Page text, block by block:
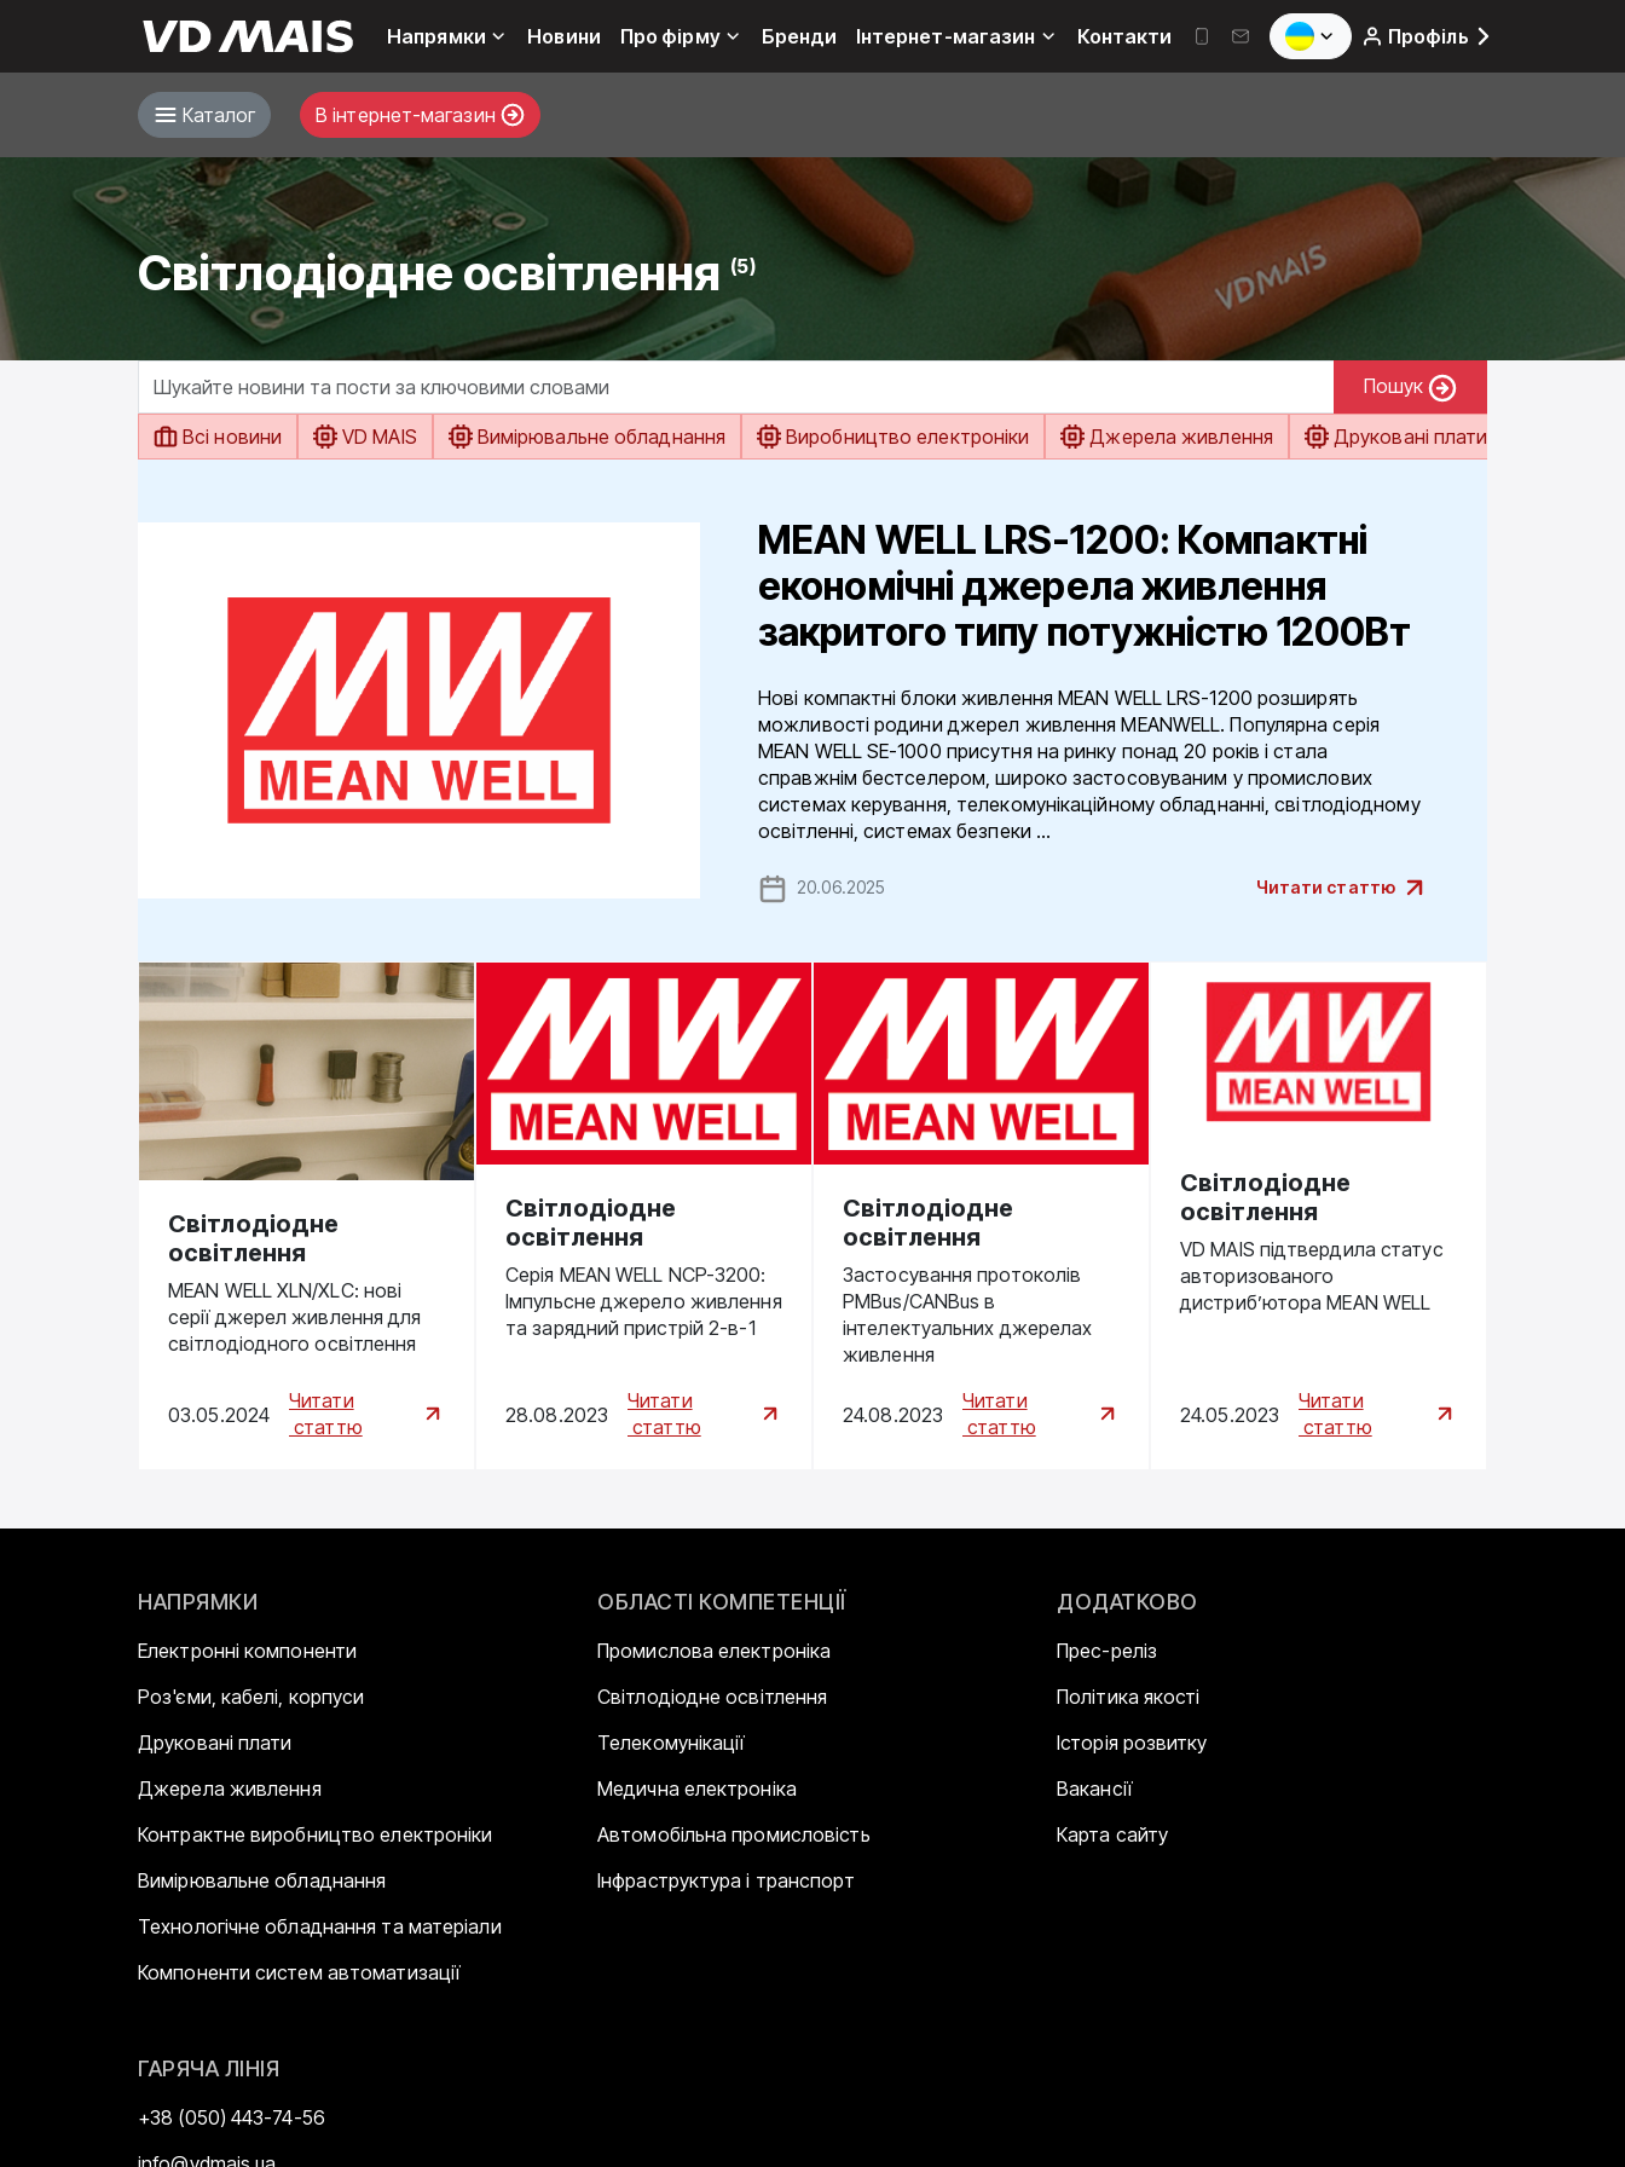
Напрямки Новини Про фірму Бренди Інтернет-магазин Контакти Профіль
Каталог В інтернет-магазин
Cвітлодіодне освітлення (5)
Пошук
Всі новини VD MAIS Вимірювальне обладнання Виробництво електроніки Джерела живлення Друковані плати
MEAN WELL LRS-1200: Компактні
економічні джерела живлення
закритого типу потужністю 1200Вт
Нові компактні блоки живлення MEAN WELL LRS-1200 розширять
можливості родини джерел живлення MEANWELL. Популярна серія
MEAN WELL SE-1000 присутня на ринку понад 20 років і стала
справжнім бестселером, широко застосовуваним у промислових
системах керування, телекомунікаційному обладнанні, світлодіодному
освітленні, системах безпеки ...
20.06.2025 Читати статтю
Cвітлодіодне
освітлення
MEAN WELL XLN/XLC: нові
серії джерел живлення для
світлодіодного освітлення
03.05.2024
Читати
статтю
Cвітлодіодне
освітлення
Серія MEAN WELL NCP-3200:
Імпульсне джерело живлення
та зарядний пристрій 2-в-1
28.08.2023
Читати
статтю
Cвітлодіодне
освітлення
Застосування протоколів
PMBus/CANBus в
інтелектуальних джерелах
живлення
24.08.2023
Читати
статтю
Cвітлодіодне
освітлення
VD MAIS підтвердила статус
авторизованого
дистриб’ютора MEAN WELL
24.05.2023
Читати
статтю
НАПРЯМКИ
Електронні компоненти
Роз'єми, кабелі, корпуси
Друковані плати
Джерела живлення
Контрактне виробництво електроніки
Вимірювальне обладнання
Технологічне обладнання та матеріали
Компоненти систем автоматизації
ОБЛАСТІ КОМПЕТЕНЦІЇ
Промислова електроніка
Світлодіодне освітлення
Телекомунікації
Медична електроніка
Автомобільна промисловість
Інфраструктура і транспорт
ДОДАТКОВО
Прес-реліз
Політика якості
Історія розвитку
Вакансії
Карта сайту
ГАРЯЧА ЛІНІЯ
+38 (050) 443-74-56